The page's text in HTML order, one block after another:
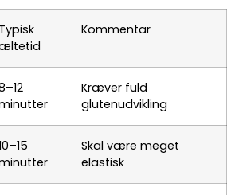
Typisk
Kommentar
Kræver fuld
glutenudvikling
Skal være meget
elastisk